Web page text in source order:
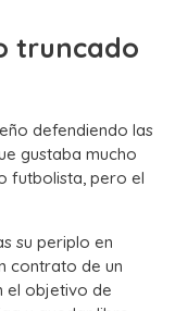
truncado
defendiendo las
gustaba mucho
futbolista, pero el
su periplo en
contrato de un
el objetivo de